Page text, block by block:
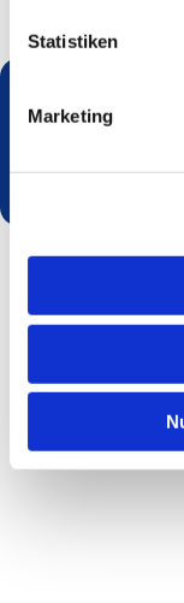
Statistiken
Marketing
Dies